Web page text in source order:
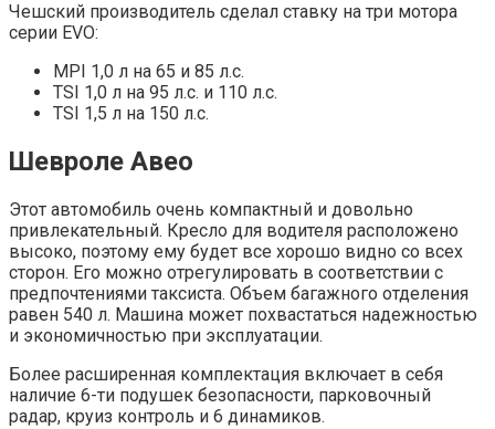
Чешский производитель сделал ставку на три мотора
серии EVO:
MPI 1,0 л на 65 и 85 л.с.
TSI 1,0 л на 95 л.с. и 110 л.с.
TSI 1,5 л на 150 л.с.
Шевроле Авео
Этот автомобиль очень компактный и довольно
привлекательный. Кресло для водителя расположено
высоко, поэтому ему будет все хорошо видно со всех
сторон. Его можно отрегулировать в соответствии с
предпочтениями таксиста. Объем багажного отделения
равен 540 л. Машина может похвастаться надежностью
и экономичностью при эксплуатации.
Более расширенная комплектация включает в себя
наличие 6-ти подушек безопасности, парковочный
радар, круиз контроль и 6 динамиков.